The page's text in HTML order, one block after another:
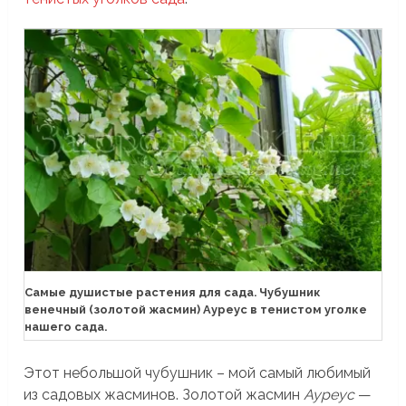
Самые душистые растения для сада. Чубушник
венечный (золотой жасмин) Ауреус в тенистом уголке
нашего сада.
Этот небольшой чубушник – мой самый любимый
из садовых жасминов. Золотой жасмин Ауреус—